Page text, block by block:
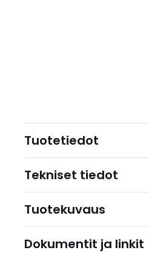
Tuotetiedot
Tekniset tiedot
Tuotekuvaus
Dokumentit ja linkit